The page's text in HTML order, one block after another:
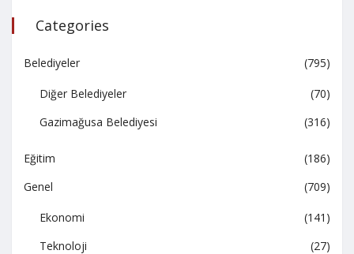
Categories
Belediyeler (795)
Diğer Belediyeler
(70)
Gazimağusa Belediyesi
(316)
Eğitim
(186)
Genel
(709)
Ekonomi
(141)
Teknoloji
(27)